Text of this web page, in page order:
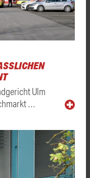
M
Ulm
…